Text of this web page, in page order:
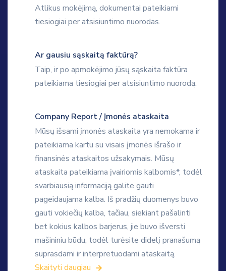
Atlikus mokėjimą, dokumentai pateikiami
tiesiogiai per atsisiuntimo nuorodas.
Ar gausiu sąskaitą faktūrą?
Taip, ir po apmokėjimo jūsų sąskaita faktūra
pateikiama tiesiogiai per atsisiuntimo nuorodą.
Company Report / Įmonės ataskaita
Mūsų išsami įmonės ataskaita yra nemokama ir
pateikiama kartu su visais įmonės išrašo ir
finansinės ataskaitos užsakymais. Mūsų
ataskaita pateikiama įvairiomis kalbomis*, todėl
svarbiausią informaciją galite gauti
pageidaujama kalba. Iš pradžių duomenys buvo
gauti vokiečių kalba, tačiau, siekiant pašalinti
bet kokius kalbos barjerus, jie buvo išversti
mašininiu būdu, todėl turėsite didelį pranašumą
suprasdami ir interpretuodami ataskaitą.
Skaityti daugiau